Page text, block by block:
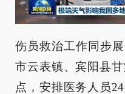
伤员救治工作同步
市云表镇、宾阳县
点，安排医务人员